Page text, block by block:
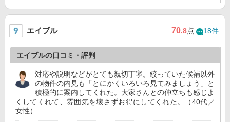
エイブル 70.8点 18件
エイブルの口コミ・評判
対応や説明などがとても親切丁寧。絞っていた候補以外
の物件の内見も「とにかくいろいろ見てみましょう」と
積極的に案内してくれた。大家さんとの仲立ちも感じよ
くしてくれて、雰囲気を壊さずお得にしてくれた。（40代／
女性）